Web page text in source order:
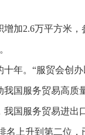
加2.6万平方米
年。“服贸会创
国服务贸易高质
国服务贸易进出
上升到第二位，